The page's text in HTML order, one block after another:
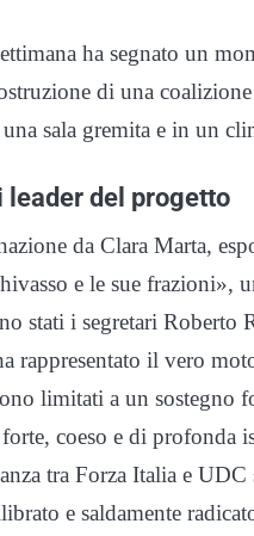
ha segnato un
di una
sala gremita e in un
leader del progetto
da Clara Marta,
e le sue frazioni»,
stati i segretari Roberto
il vero
limitati a un sostegno
coeso e di profonda
tra Forza Italia e UDC
e saldamente